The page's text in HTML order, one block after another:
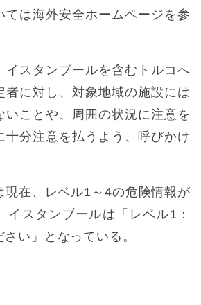
ては海外安全ホームページを参
イスタンブールを含むトルコへ
者に対し、対象地域の施設には
いことや、周囲の状況に注意を
十分注意を払うよう、呼びかけ
現在、レベル1～4の危険情報が
イスタンブールは「レベル1：
い」となっている。